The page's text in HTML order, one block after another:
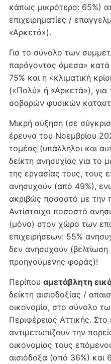
κάπως μικρότερο: 65%)
επιχειρηματίες /
«Αρκετά»).
Για το σύνολο των
παράγοντας άμεσα» κατά
75% και η «κλιματική
(«Πολύ» ή «Αρκετά»),
σοβαρών φυσικών
Μικρή αύξηση (σε
έρευνα του Νοεμβρίου
τομέας (υπάλληλοι και
δείκτη ανησυχίας για το
της εργασίας τους, τους
ανησυχούν (από 49%),
ακριβώς ποσοστό με την
Αντίστοιχο ποσοστό
(μόνο) στον χώρο των
επιχειρήσεων: 55%
δεν ανησυχούν
προηγούμενης φοράς)!
Περίπου αμετάβλητη
δείκτη αισιοδοξίας /
οικονομία, στο σύνολο
Περιφέρειας Αττικής.
αντιμετωπίζουν την
οικονομίας τους
αισιόδοξα (από 36%) και